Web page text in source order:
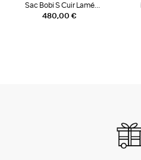
480,00 €
Sac Bobi S Cuir Lamé
Champagne